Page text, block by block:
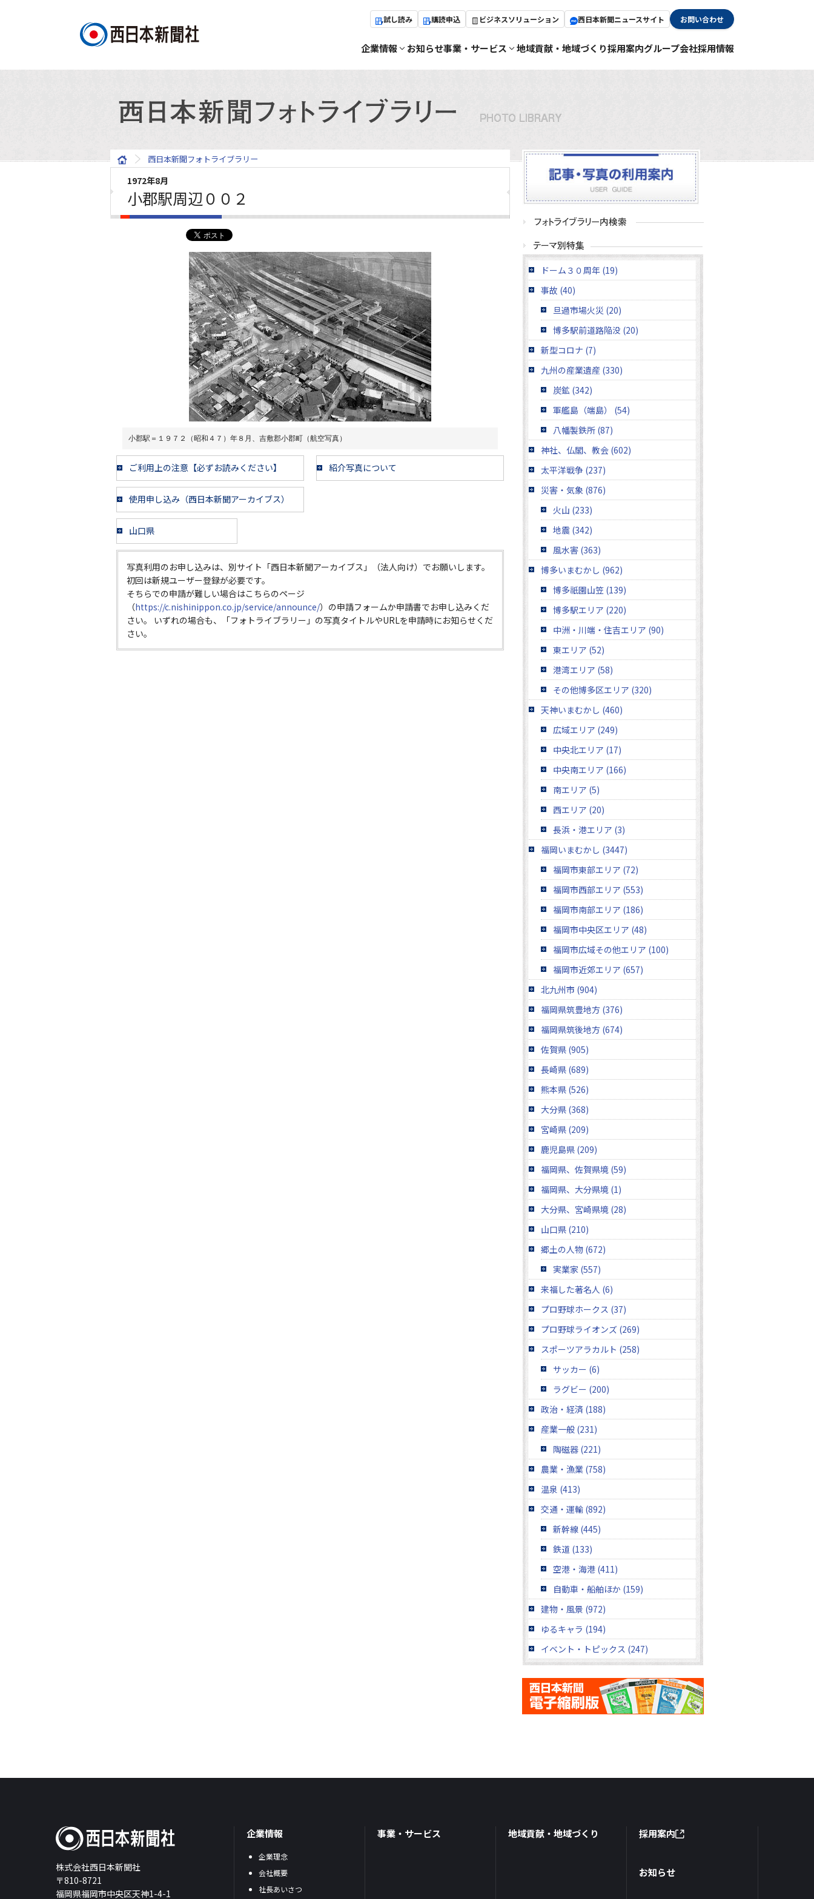
試し読み 購読申込 ビジネスソリューション 西日本新聞ニュースサイト お問い合わせ
企業情報 お知らせ事業・サービス 地域貢献・地域づくり採用案内グループ会社採用情報
西日本新聞フォトライブラリー
1972年8月
小郡駅周辺００２
小郡駅＝１９７２（昭和４７）年８月、吉敷郡小郡町（航空写真）
ご利用上の注意【必ずお読みください】 紹介写真について
使用申し込み（西日本新聞アーカイブス）
山口県
写真利用のお申し込みは、別サイト「西日本新聞アーカイブス」（法人向け）でお願いします。
初回は新規ユーザー登録が必要です。
そちらでの申請が難しい場合はこちらのページ
（https://c.nishinippon.co.jp/service/announce/）の申請フォームか申請書でお申し込みくだ
さい。 いずれの場合も、「フォトライブラリー」の写真タイトルやURLを申請時にお知らせくだ
さい。
ドーム３０周年 (19)
事故 (40)
旦過市場火災 (20)
博多駅前道路陥没 (20)
新型コロナ (7)
九州の産業遺産 (330)
炭鉱 (342)
軍艦島（端島） (54)
八幡製鉄所 (87)
神社、仏閣、教会 (602)
太平洋戦争 (237)
災害・気象 (876)
火山 (233)
地震 (342)
風水害 (363)
博多いまむかし (962)
博多祇園山笠 (139)
博多駅エリア (220)
中洲・川端・住吉エリア (90)
東エリア (52)
港湾エリア (58)
その他博多区エリア (320)
天神いまむかし (460)
広域エリア (249)
中央北エリア (17)
中央南エリア (166)
南エリア (5)
西エリア (20)
長浜・港エリア (3)
福岡いまむかし (3447)
福岡市東部エリア (72)
福岡市西部エリア (553)
福岡市南部エリア (186)
福岡市中央区エリア (48)
福岡市広域その他エリア (100)
福岡市近郊エリア (657)
北九州市 (904)
福岡県筑豊地方 (376)
福岡県筑後地方 (674)
佐賀県 (905)
長崎県 (689)
熊本県 (526)
大分県 (368)
宮崎県 (209)
鹿児島県 (209)
福岡県、佐賀県境 (59)
福岡県、大分県境 (1)
大分県、宮崎県境 (28)
山口県 (210)
郷土の人物 (672)
実業家 (557)
来福した著名人 (6)
プロ野球ホークス (37)
プロ野球ライオンズ (269)
スポーツアラカルト (258)
サッカー (6)
ラグビー (200)
政治・経済 (188)
産業一般 (231)
陶磁器 (221)
農業・漁業 (758)
温泉 (413)
交通・運輸 (892)
新幹線 (445)
鉄道 (133)
空港・海港 (411)
自動車・船舶ほか (159)
建物・風景 (972)
ゆるキャラ (194)
イベント・トピックス (247)
株式会社西日本新聞社
〒810-8721
福岡県福岡市中央区天神1-4-1
企業情報
企業理念
会社概要
社長あいさつ
事業・サービス 地域貢献・地域づくり 採用案内
お知らせ